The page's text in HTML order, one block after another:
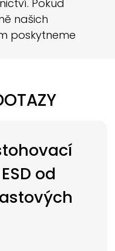
Pokud
našich
poskytneme
od